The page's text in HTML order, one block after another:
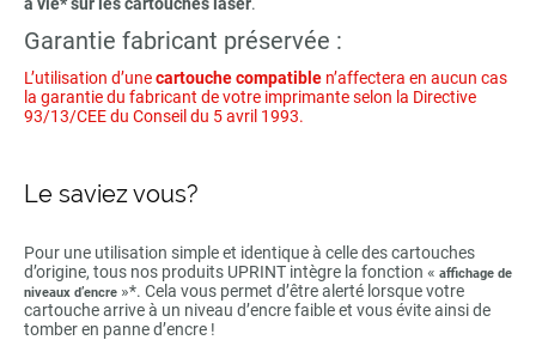
à vie* sur les cartouches laser.
Garantie fabricant préservée :
L’utilisation d’unecartouche compatible n’affectera en aucun cas
la garantie du fabricant de votre imprimante selon la Directive
93/13/CEE du Conseil du 5 avril 1993.
Le saviez vous?
Pour une utilisation simple et identique à celle des cartouches
d’origine, tous nos produits UPRINT intègre la fonction « affichage de
niveaux d’encre »*. Cela vous permet d’être alerté lorsque votre
cartouche arrive à un niveau d’encre faible et vous évite ainsi de
tomber en panne d’encre !